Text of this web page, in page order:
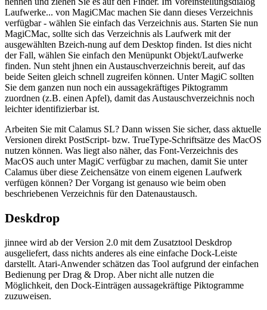
Laufwerke... von MagiCMac machen Sie dann dieses Verzeichnis
verfügbar - wählen Sie einfach das Verzeichnis aus. Starten Sie nun
MagiCMac, sollte sich das Verzeichnis als Laufwerk mit der
ausgewählten Bzeich-nung auf dem Desktop finden. Ist dies nicht
der Fall, wählen Sie einfach den Menüpunkt Objekt/Laufwerke
finden. Nun steht jhnen ein Austauschverzeichnis bereit, auf das
beide Seiten gleich schnell zugreifen können. Unter MagiC sollten
Sie dem ganzen nun noch ein aussagekräftiges Piktogramm
zuordnen (z.B. einen Apfel), damit das Austauschverzeichnis noch
leichter identifizierbar ist.
Arbeiten Sie mit Calamus SL? Dann wissen Sie sicher, dass aktuelle
Versionen direkt PostScript- bzw. TrueType-Schriftsätze des MacOS
nutzen können. Was liegt also näher, das Font-Verzeichnis des
MacOS auch unter MagiC verfügbar zu machen, damit Sie unter
Calamus über diese Zeichensätze von einem eigenen Laufwerk
verfügen können? Der Vorgang ist genauso wie beim oben
beschriebenen Verzeichnis für den Datenaustausch.
Deskdrop
jinnee wird ab der Version 2.0 mit dem Zusatztool Deskdrop
ausgeliefert, dass nichts anderes als eine einfache Dock-Leiste
darstellt. Atari-Anwender schätzen das Tool aufgrund der einfachen
Bedienung per Drag & Drop. Aber nicht alle nutzen die
Möglichkeit, den Dock-Einträgen aussagekräftige Piktogramme
zuzuweisen.